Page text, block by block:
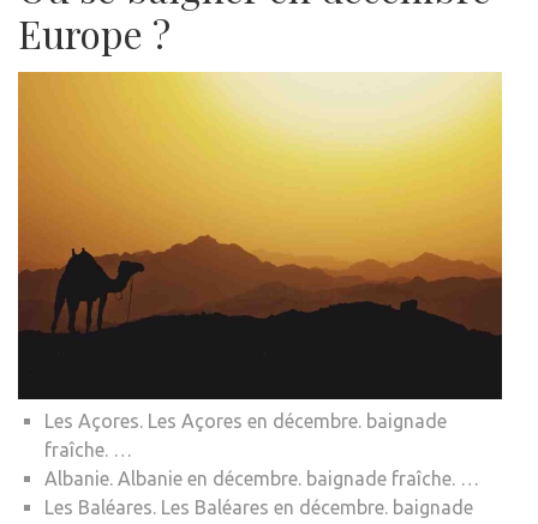
Europe ?
Les Açores. Les Açores en décembre. baignade
fraîche. …
Albanie. Albanie en décembre. baignade fraîche. …
Les Baléares. Les Baléares en décembre. baignade